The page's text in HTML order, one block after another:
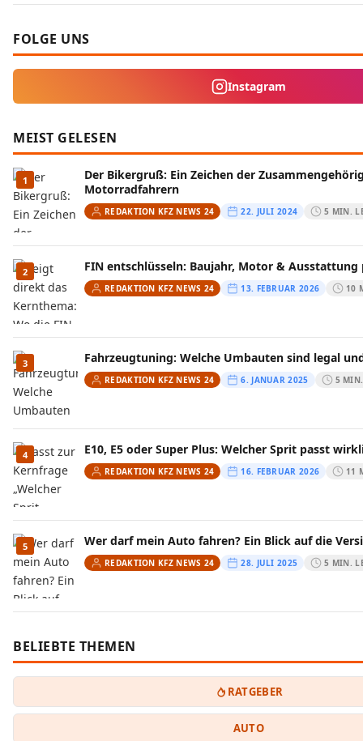
FOLGE UNS
Instagram
MEIST GELESEN
1
Der Bikergruß: Ein Zeichen der
Motorradfahrern
REDAKTION KFZ NEWS 24 22. JULI 2024 5 MIN.
2 FIN entschlüsseln: Baujahr, Motor & Ausstattung
REDAKTION KFZ NEWS 24 13. FEBRUAR 2026 10
3 Fahrzeugtuning: Welche Umbauten sind legal
REDAKTION KFZ NEWS 24 6. JANUAR 2025 5
4 E10, E5 oder Super Plus: Welcher Sprit passt
REDAKTION KFZ NEWS 24 16. FEBRUAR 2026 11
5 Wer darf mein Auto fahren? Ein Blick auf die
REDAKTION KFZ NEWS 24 28. JULI 2025 5 MIN.
BELIEBTE THEMEN
RATGEBER
AUTO